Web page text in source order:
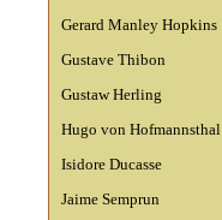
Gerard Manley Hopkins
Gustave Thibon
Gustaw Herling
Hugo von Hofmannsthal
Isidore Ducasse
Jaime Semprun